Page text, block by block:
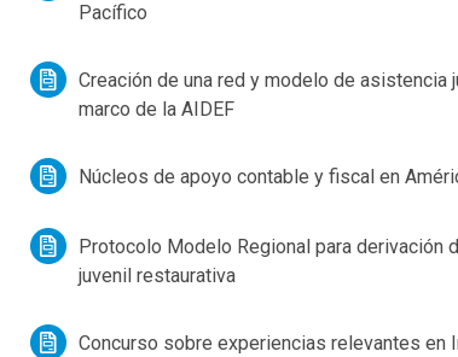
Pacífico
Creación de una red y modelo de asistencia
marco de la AIDEF
Núcleos de apoyo contable y fiscal en
Protocolo Modelo Regional para derivación
juvenil restaurativa
Concurso sobre experiencias relevantes en